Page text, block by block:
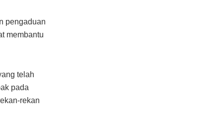
pengaduan
membantu
telah
pada
rekan